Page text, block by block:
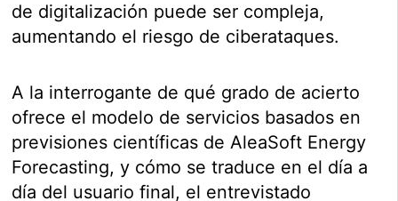
de digitalización puede ser compleja,
aumentando el riesgo de ciberataques.
A la interrogante de qué grado de acierto
ofrece el modelo de servicios basados en
previsiones científicas de AleaSoft Energy
Forecasting, y cómo se traduce en el día a
día del usuario final, el entrevistado